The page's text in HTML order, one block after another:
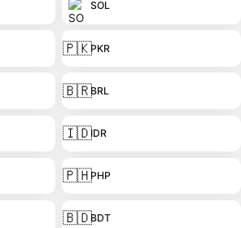
SOL
🇵🇰PKR
🇧🇷BRL
🇮🇩IDR
🇵🇭PHP
🇧🇩BDT